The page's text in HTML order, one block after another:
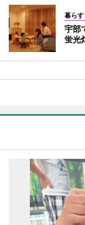
暮らす
宇部
蛍光